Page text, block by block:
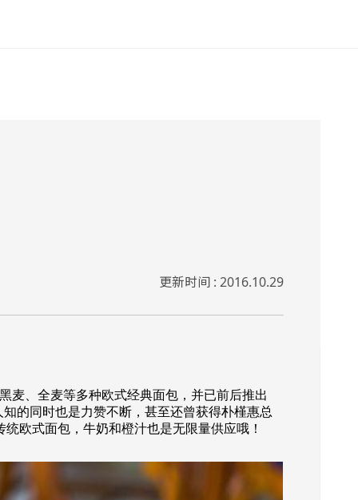
更新时间 : 2016.10.29
麦、全麦等多种欧式经典面包，并已前后推出
的同时也是力赞不断，甚至还曾获得朴槿惠总
欧式面包，牛奶和橙汁也是无限量供应哦！